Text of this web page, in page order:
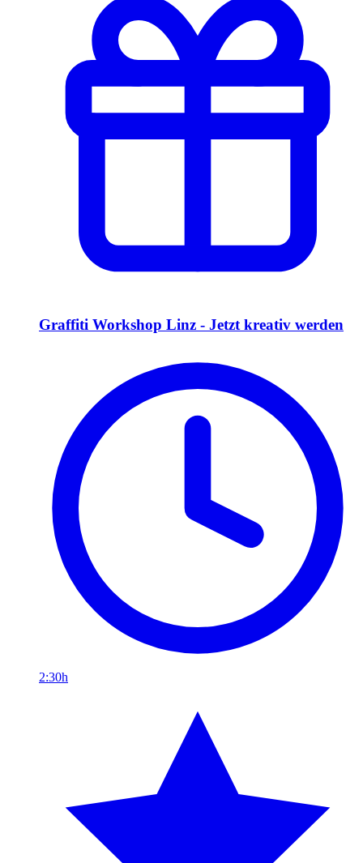
Graffiti Workshop Linz - Jetzt kreativ werden
2:30h